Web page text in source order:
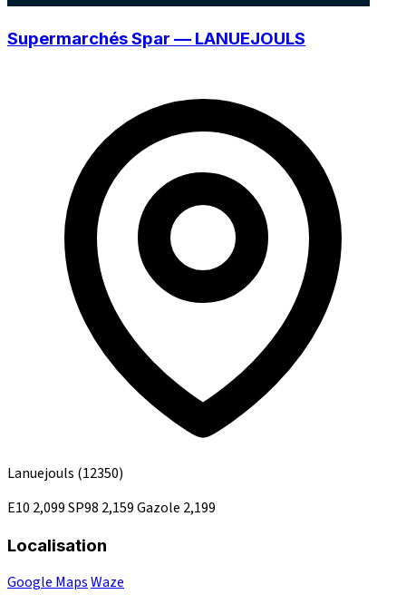
Supermarchés Spar — LANUEJOULS
Lanuejouls (12350)
E10 2,099SP98 2,159Gazole 2,199
Localisation
Google MapsWaze